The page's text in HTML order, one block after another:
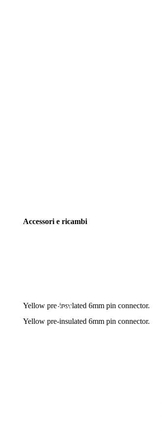
Accessori e ricambi
Yellow pre-insulated 6mm pin connector.
Yellow pre-insulated 6mm pin connector.